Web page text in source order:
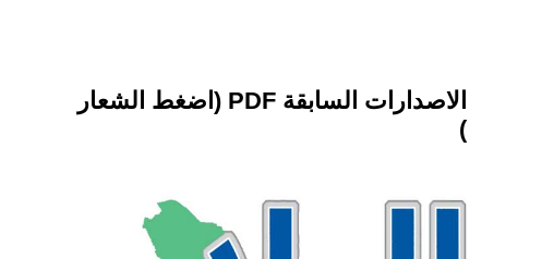
الاصدارات السابقة PDF (اضغط الشعار
)